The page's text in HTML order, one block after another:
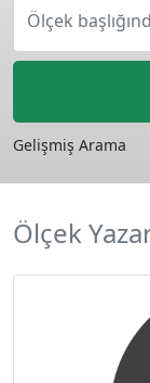
Ölçek
Gelişmiş Arama
Ölçek